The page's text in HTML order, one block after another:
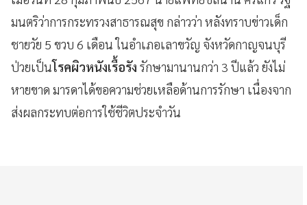
มนตริว่าการกระทรวงสาธารณสุข กล่าวว่า หลังทราบข่าวเด็ก
ชายวัย 5 ขวบ 6 เดือน ในอำเภอเลาขวัญ จังหวัดกาญจนบุรี
ป่วยเป็นโรคผิวหนังเรื้อรัง รักษามานานกว่า 3 ปีแล้ว ยังไม่
หายขาด มารดาได้ขอความช่วยเหลือด้านการรักษา เนื่องจาก
ส่งผลกระทบต่อการใช้ชีวิตประจำวัน